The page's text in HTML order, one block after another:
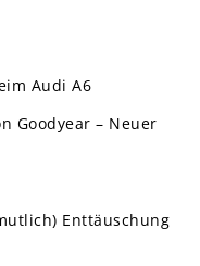
Audi A6
Goodyear – Neuer
Enttäuschung